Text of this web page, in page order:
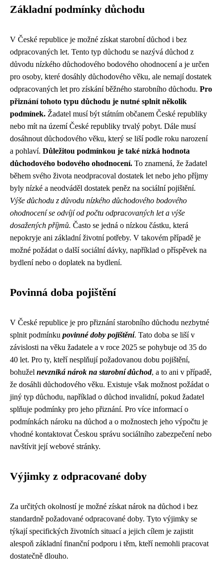
Základní podmínky důchodu
V České republice je možné získat starobní důchod i bez
odpracovaných let. Tento typ důchodu se nazývá důchod z
důvodu nízkého důchodového bodového ohodnocení a je určen
pro osoby, které dosáhly důchodového věku, ale nemají dostatek
odpracovaných let pro získání běžného starobního důchodu. Pro
přiznání tohoto typu důchodu je nutné splnit několik
podmínek. Žadatel musí být státním občanem České republiky
nebo mít na území České republiky trvalý pobyt. Dále musí
dosáhnout důchodového věku, který se liší podle roku narození
a pohlaví. Důležitou podmínkou je také nízká hodnota
důchodového bodového ohodnocení. To znamená, že žadatel
během svého života neodpracoval dostatek let nebo jeho příjmy
byly nízké a neodváděl dostatek peněz na sociální pojištění.
Výše důchodu z důvodu nízkého důchodového bodového
ohodnocení se odvíjí od počtu odpracovaných let a výše
dosažených příjmů. Často se jedná o nízkou částku, která
nepokryje ani základní životní potřeby. V takovém případě je
možné požádat o další sociální dávky, například o příspěvek na
bydlení nebo o doplatek na bydlení.
Povinná doba pojištění
V České republice je pro přiznání starobního důchodu nezbytné
splnit podmínku povinné doby pojištění. Tato doba se liší v
závislosti na věku žadatele a v roce 2025 se pohybuje od 35 do
40 let. Pro ty, kteří nesplňují požadovanou dobu pojištění,
bohužel nevzniká nárok na starobní důchod, a to ani v případě,
že dosáhli důchodového věku. Existuje však možnost požádat o
jiný typ důchodu, například o důchod invalidní, pokud žadatel
splňuje podmínky pro jeho přiznání. Pro více informací o
podmínkách nároku na důchod a o možnostech jeho výpočtu je
vhodné kontaktovat Českou správu sociálního zabezpečení nebo
navštívit její webové stránky.
Výjimky z odpracované doby
Za určitých okolností je možné získat nárok na důchod i bez
standardně požadované odpracované doby. Tyto výjimky se
týkají specifických životních situací a jejich cílem je zajistit
alespoň základní finanční podporu i těm, kteří nemohli pracovat
dostatečně dlouho.